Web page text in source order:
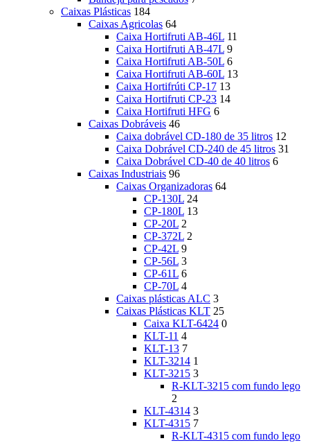
Caixas Plásticas 184
Caixas Agricolas 64
Caixa Hortifruti AB-46L 11
Caixa Hortifruti AB-47L 9
Caixa Hortifruti AB-50L 6
Caixa Hortifruti AB-60L 13
Caixa Hortifrúti CP-17 13
Caixa Hortifruti CP-23 14
Caixa Hortifruti HFG 6
Caixas Dobráveis 46
Caixa dobrável CD-180 de 35 litros 12
Caixa Dobrável CD-240 de 45 litros 31
Caixa Dobrável CD-40 de 40 litros 6
Caixas Industriais 96
Caixas Organizadoras 64
CP-130L 24
CP-180L 13
CP-20L 2
CP-372L 2
CP-42L 9
CP-56L 3
CP-61L 6
CP-70L 4
Caixas plásticas ALC 3
Caixas Plásticas KLT 25
Caixa KLT-6424 0
KLT-11 4
KLT-13 7
KLT-3214 1
KLT-3215 3
R-KLT-3215 com fundo lego
2
KLT-4314 3
KLT-4315 7
R-KLT-4315 com fundo lego